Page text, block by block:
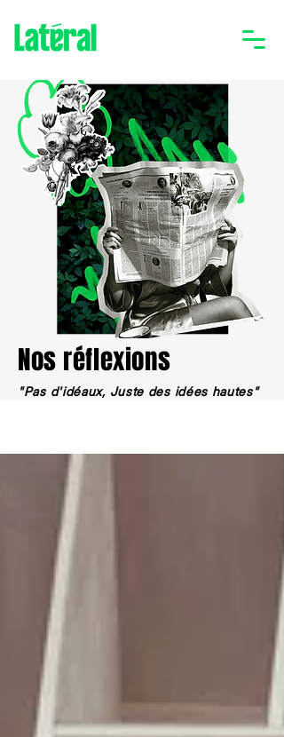
Nos réflexions
"Pas d'idéaux, Juste des idées hautes"